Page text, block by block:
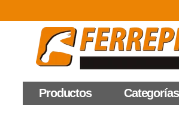
Productos Categorías